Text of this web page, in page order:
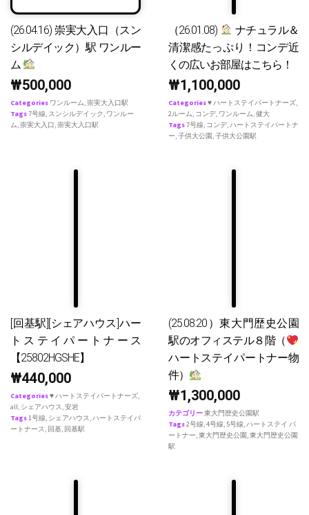
(26.04.16) 崇実大入口（スン
シルデイック）駅 ワンルー
ム
₩500,000
Categories ワンルーム,崇実大入口駅
Tags7号線, スンシルデイック , ワンルー
ム,崇実大入口,崇実大入口駅
（26.01.08)
ナチュラル＆
清潔感たっぷり！コンデ近
くの広いお部屋はこちら！
₩1,100,000
Categories♥ ハートステイパートナーズ,
2ルーム, コンデ, ワンルーム,健大
Tags7号線, コンデ,ハートステイパートナ
ー,子供大公園 ,子供大公園駅
[回基駅][シェアハウス]ハー
トステイパートナース
【25802HGSHE】
₩440,000
Categories♥ ハートステイパートナーズ,
all, シェアハウス,安岩
Tags1号線, シェアハウス,ハートステイパ
ートナース, 回基, 回基駅
(25.08.20）東大門歴史公園
駅のオフィステル８階（
ハートステイパートナー物
件）
₩1,300,000
カテゴリー東大門歴史公園駅
Tags2号線,4号線, 5号線,ハートステイ パ
ートナー,東大門歴史公園 ,東大門歴史公園
駅